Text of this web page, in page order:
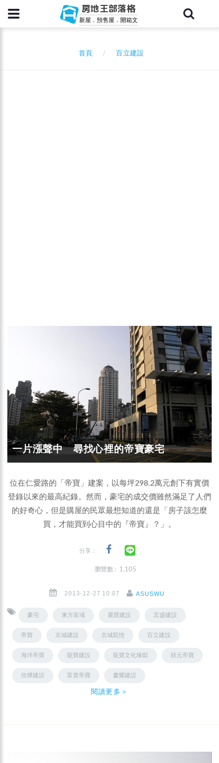
房地王部落格
新屋．預售屋．開箱文
首頁 百立建設
一片漲聲中 尋找心裡的帝寶豪宅
位在仁愛路的「帝寶」建案，以每坪298.2萬元創下有實價
登錄以來的最高紀錄。然而，豪宅的成交價雖然滿足了人們
的好奇心，但是購屋的民眾最想知道的還是「房子該怎麼
買，才能買到心目中的『帝寶』？」。
分享：
瀏覽數 : 1,105
2013-12-27 10:07 ASUSWU
豪宅 東方富域 麗寶建設 宏盛建設
帝寶 京城建設 京城凱悅 百立建設
海洋帝寶 龍寶建設 龍寶文化臻邸 狀元帝寶
欣燁建設 富貴帝寶 慶耀建設
閱讀更多＞